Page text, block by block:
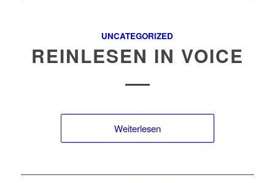
UNCATEGORIZED
REINLESEN IN VOICE
Weiterlesen